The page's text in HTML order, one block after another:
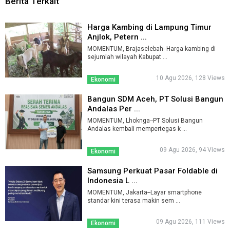
Harga Kambing di Lampung Timur
Anjlok, Petern ...
MOMENTUM, Brajaselebah--Harga kambing di
sejumlah wilayah Kabupat ...
Ekonomi 10 Agu 2026, 128 Views
Bangun SDM Aceh, PT Solusi Bangun
Andalas Per ...
MOMENTUM, Lhoknga--PT Solusi Bangun
Andalas kembali mempertegas k ...
Ekonomi 09 Agu 2026, 94 Views
Samsung Perkuat Pasar Foldable di
Indonesia L ...
MOMENTUM, Jakarta--Layar smartphone
standar kini terasa makin sem ...
Ekonomi 09 Agu 2026, 111 Views